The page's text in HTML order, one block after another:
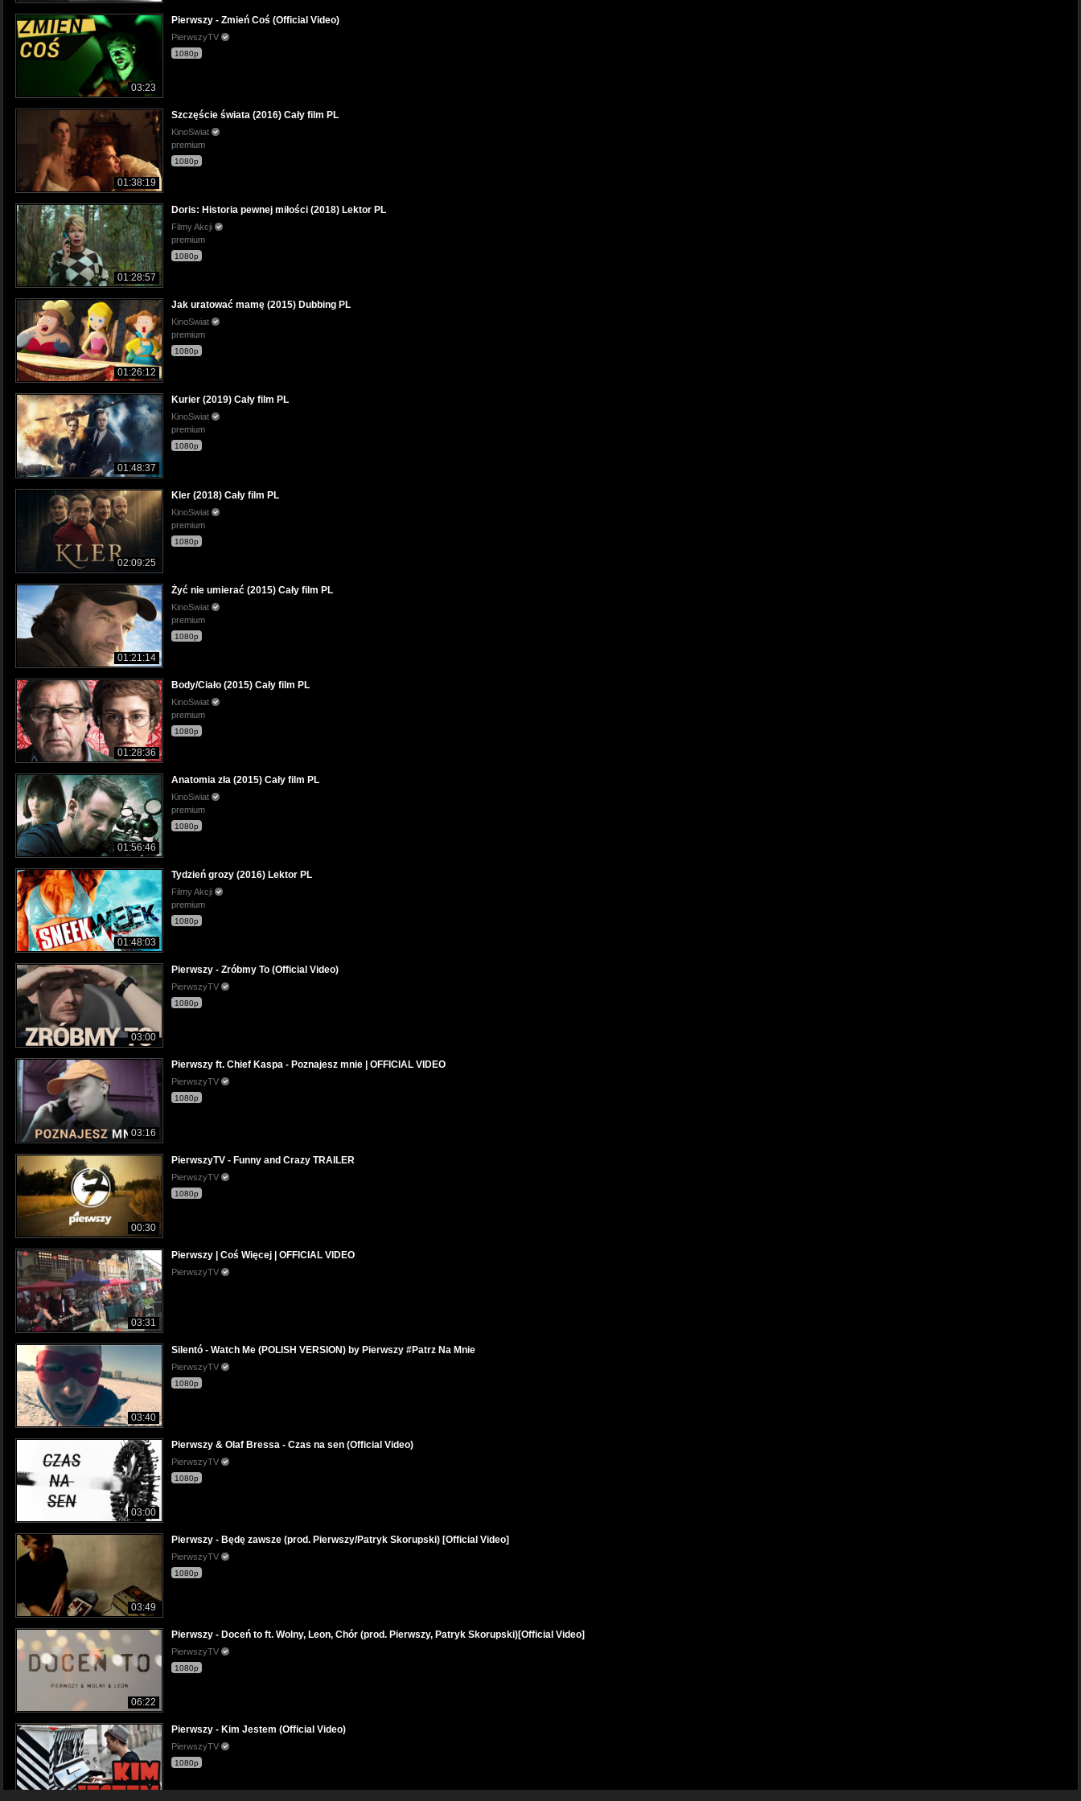
03:23
Pierwszy - Zmień Coś (Official Video)
PierwszyTV
1080p
01:38:19
Szczęście świata (2016) Cały film PL
KinoSwiat
premium
1080p
01:28:57
Doris: Historia pewnej miłości (2018) Lektor PL
Filmy Akcji
premium
1080p
01:26:12
Jak uratować mamę (2015) Dubbing PL
KinoSwiat
premium
1080p
01:48:37
Kurier (2019) Cały film PL
KinoSwiat
premium
1080p
02:09:25
Kler (2018) Cały film PL
KinoSwiat
premium
1080p
01:21:14
Żyć nie umierać (2015) Cały film PL
KinoSwiat
premium
1080p
01:28:36
Body/Ciało (2015) Cały film PL
KinoSwiat
premium
1080p
01:56:46
Anatomia zła (2015) Cały film PL
KinoSwiat
premium
1080p
01:48:03
Tydzień grozy (2016) Lektor PL
Filmy Akcji
premium
1080p
03:00
Pierwszy - Zróbmy To (Official Video)
PierwszyTV
1080p
03:16
Pierwszy ft. Chief Kaspa - Poznajesz mnie | OFFICIAL VIDEO
PierwszyTV
1080p
00:30
PierwszyTV - Funny and Crazy TRAILER
PierwszyTV
1080p
03:31
Pierwszy | Coś Więcej | OFFICIAL VIDEO
PierwszyTV
03:40
Silentó - Watch Me (POLISH VERSION) by Pierwszy #Patrz Na Mnie
PierwszyTV
1080p
03:00
Pierwszy & Olaf Bressa - Czas na sen (Official Video)
PierwszyTV
1080p
03:49
Pierwszy - Będę zawsze (prod. Pierwszy/Patryk Skorupski) [Official Video]
PierwszyTV
1080p
06:22
Pierwszy - Doceń to ft. Wolny, Leon, Chór (prod. Pierwszy, Patryk Skorupski)[Official Video]
PierwszyTV
1080p
Pierwszy - Kim Jestem (Official Video)
PierwszyTV
1080p